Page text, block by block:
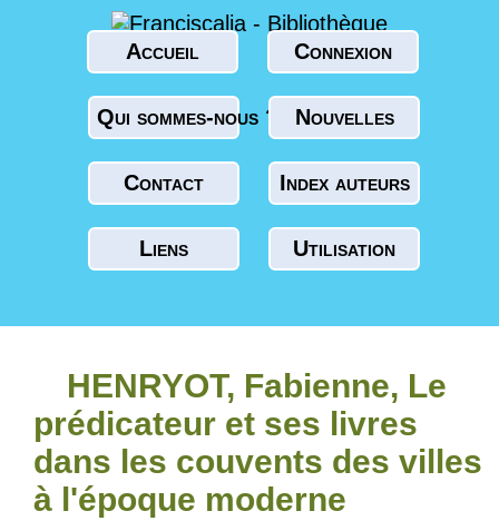
Accueil Connexion
Qui sommes-nous ? Nouvelles
Contact Index auteurs
Liens Utilisation
HENRYOT, Fabienne, Le
prédicateur et ses livres
dans les couvents des villes
à l'époque moderne